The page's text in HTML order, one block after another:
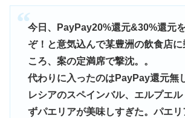
今日、PayPay20%還元&30%還元
ぞ！と意気込んで某豊洲の飲食店に
ころ、案の定満席で撃沈。。
代わりに入ったのはPayPay還元無
レシアのスペインバル、エルプエル
ずパエリアが美味しすぎた。パエ